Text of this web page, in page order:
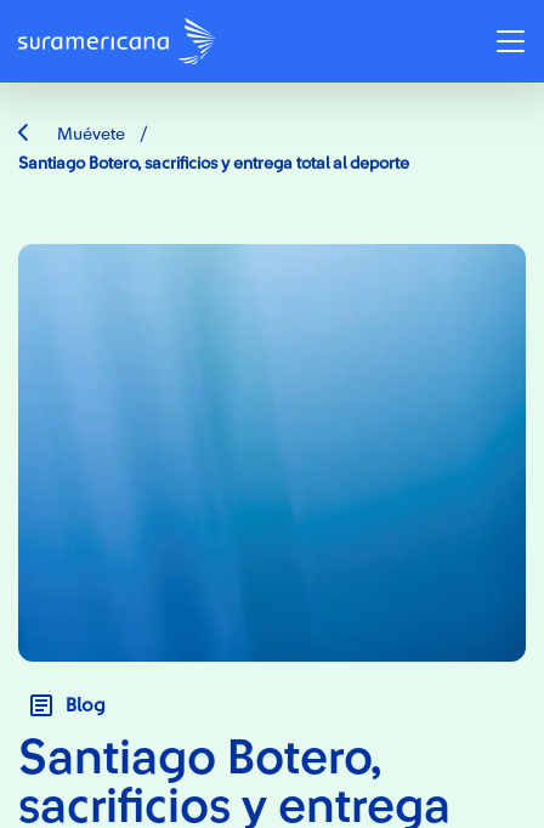
Muévete /
Santiago Botero, sacrificios y entrega total al deporte
Blog
Santiago Botero,
sacrificios y entrega